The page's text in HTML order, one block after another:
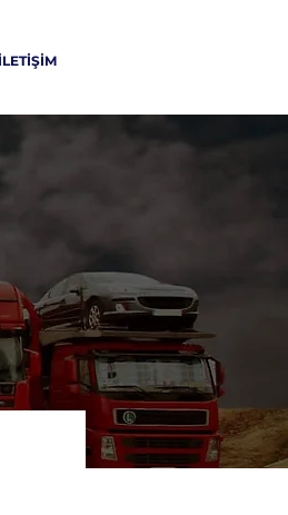
İLETİŞİM